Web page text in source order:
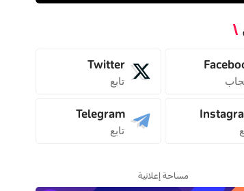
Twitter
تابع
Telegram
تابع
مساحة إعلانية